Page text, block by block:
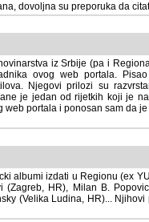
dovoljna su preporuka da
iz Srbije (pa i
ovog web portala. Pisao je
prilozi su razvrstani po
od rijetkih koji je na ovom web
sam da je svoje
albumi izdati u Regionu (ex
HR), Milan B. Popovic
Ludina, HR)... Njihovi